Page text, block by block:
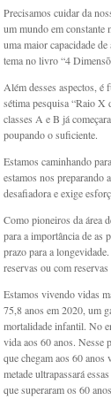
Precisamos cuidar da
um mundo em constante
uma maior capacidade
tema no livro “4
Além desses aspectos, é
sétima pesquisa “Raio
classes A e B já
poupando o suficiente.
Estamos caminhando
estamos nos preparando
desafiadora e exige
Como pioneiros da área
para a importância de as
prazo para a
reservas ou com
Estamos vivendo vidas
75,8 anos em 2020, um
mortalidade infantil. No
vida aos 60 anos. Nesse
que chegam aos 60 anos
metade ultrapassará
que superaram os 60